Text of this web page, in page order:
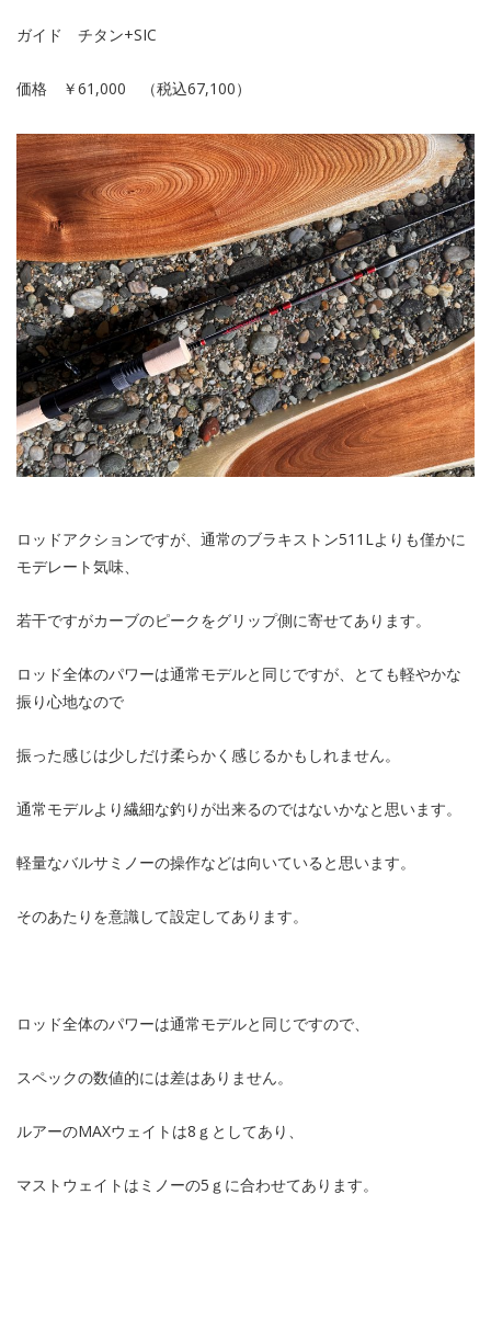
ガイド チタン+SIC
価格 ￥61,000 （税込67,100）
ロッドアクションですが、通常のブラキストン511Lよりも僅かに
モデレート気味、
若干ですがカーブのピークをグリップ側に寄せてあります。
ロッド全体のパワーは通常モデルと同じですが、とても軽やかな
振り心地なので
振った感じは少しだけ柔らかく感じるかもしれません。
通常モデルより繊細な釣りが出来るのではないかなと思います。
軽量なバルサミノーの操作などは向いていると思います。
そのあたりを意識して設定してあります。
ロッド全体のパワーは通常モデルと同じですので、
スペックの数値的には差はありません。
ルアーのMAXウェイトは8ｇとしてあり、
マストウェイトはミノーの5ｇに合わせてあります。